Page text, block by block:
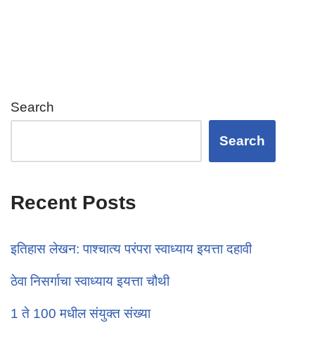
Search
Search
Recent Posts
इतिहास लेखन: पाश्चात्य परंपरा स्वाध्याय इयत्ता दहावी
ठेवा निसर्गाचा स्वाध्याय इयत्ता चौथी
1 ते 100 मधील संयुक्त संख्या